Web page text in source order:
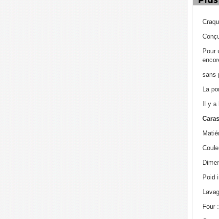
Pour
sans
La
Il y
Poid
Four